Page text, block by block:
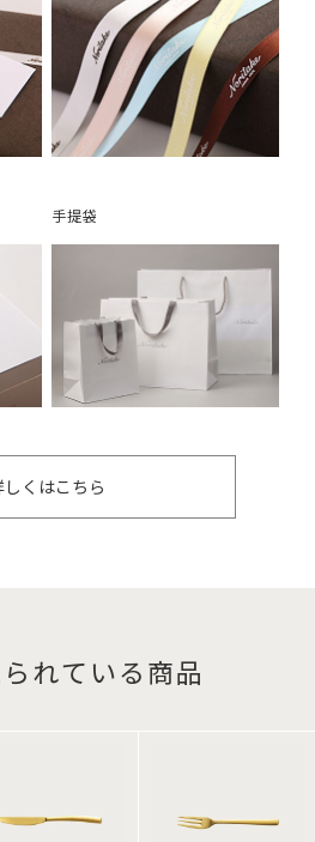
手提袋
しくはこちら
れている商品